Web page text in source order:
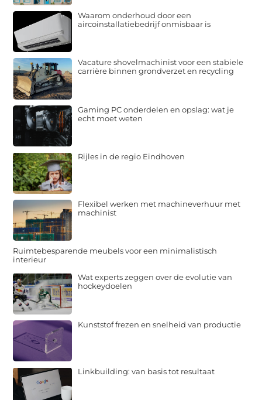
Waarom onderhoud door een
aircoinstallatiebedrijf onmisbaar is
Vacature shovelmachinist voor een stabiele
carrière binnen grondverzet en recycling
Gaming PC onderdelen en opslag: wat je
echt moet weten
Rijles in de regio Eindhoven
Flexibel werken met machineverhuur met
machinist
Ruimtebesparende meubels voor een minimalistisch
interieur
Wat experts zeggen over de evolutie van
hockeydoelen
Kunststof frezen en snelheid van productie
Linkbuilding: van basis tot resultaat